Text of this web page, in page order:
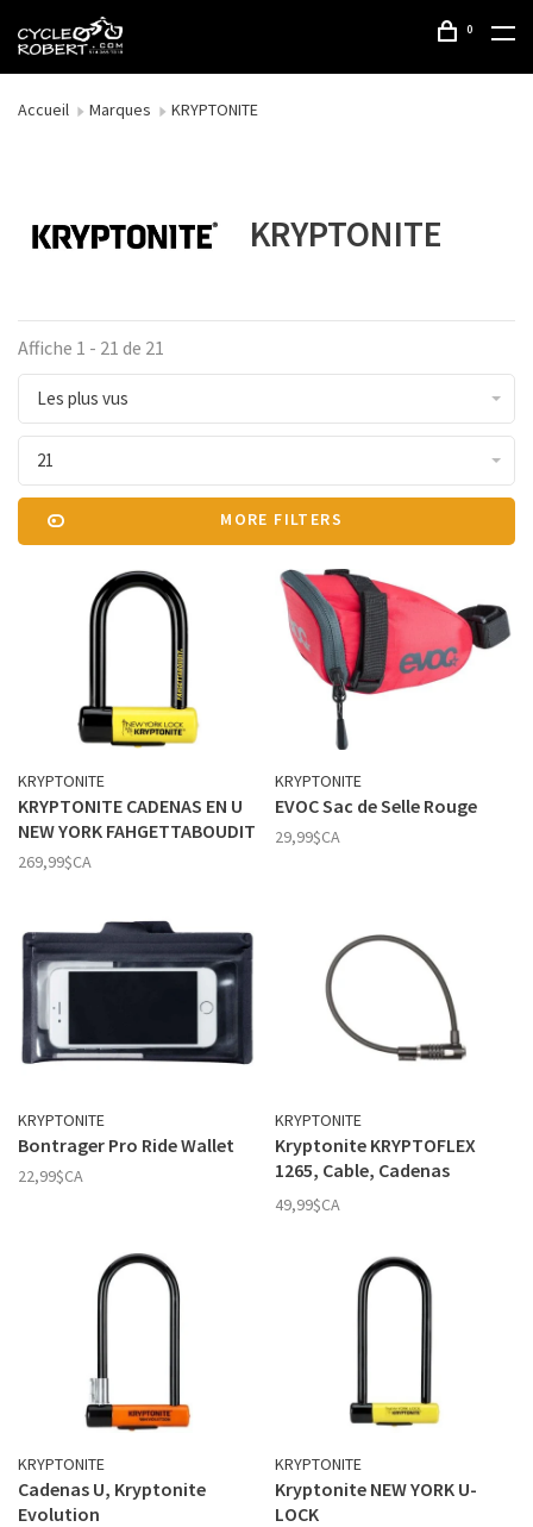
0
Accueil Marques KRYPTONITE
KRYPTONITE
Affiche 1 - 21 de 21
Les plus vus
21
MORE FILTERS
KRYPTONITE
KRYPTONITE CADENAS EN U
NEW YORK FAHGETTABOUDIT
269,99$CA
KRYPTONITE
EVOC Sac de Selle Rouge
29,99$CA
KRYPTONITE
Bontrager Pro Ride Wallet
22,99$CA
KRYPTONITE
Kryptonite KRYPTOFLEX
1265, Cable, Cadenas
Combination
49,99$CA
KRYPTONITE
Cadenas U, Kryptonite
Evolution
KRYPTONITE
Kryptonite NEW YORK U-
LOCK